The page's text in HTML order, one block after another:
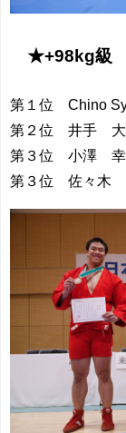
★+98kg級
第１位 Chino Sy
第２位 井手 大
第３位 小澤 幸
第３位 佐々木